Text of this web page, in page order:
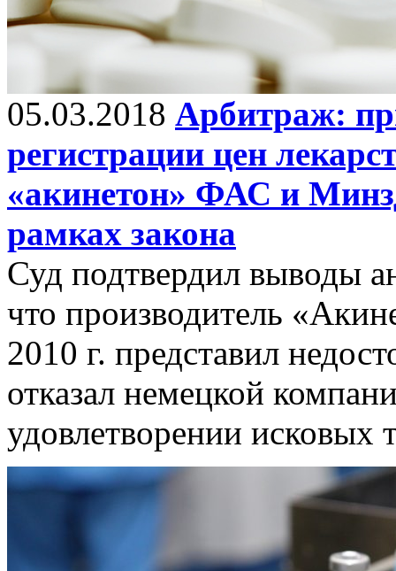
05.03.2018 Арбитраж:
регистрации цен
«акинетон» ФАС и
рамках закона
Суд подтвердил выводы
что производитель
2010 г. представил
отказал немецкой
удовлетворении исковых